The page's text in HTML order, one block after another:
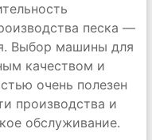
песка —
Выбор машины для
качеством и
очень полезен
производства и
обслуживание.